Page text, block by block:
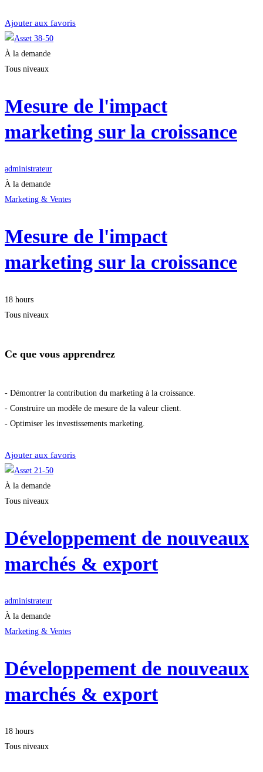
Ajouter aux favoris
À la demande
Tous niveaux
Mesure de l'impact
marketing sur la croissance
administrateur
À la demande
Marketing & Ventes
Mesure de l'impact
marketing sur la croissance
18 hours
Tous niveaux
Ce que vous apprendrez
- Démontrer la contribution du marketing à la croissance.
- Construire un modèle de mesure de la valeur client.
- Optimiser les investissements marketing.
Ajouter aux favoris
À la demande
Tous niveaux
Développement de nouveaux
marchés & export
administrateur
À la demande
Marketing & Ventes
Développement de nouveaux
marchés & export
18 hours
Tous niveaux